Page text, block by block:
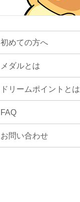
初めての方へ
メダルとは
ドリームポイントとは
FAQ
お問い合わせ